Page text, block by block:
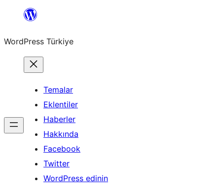
İçeriğe
WordPress Türkiye
Temalar
Eklentiler
Haberler
Hakkında
Facebook
Twitter
WordPress edinin